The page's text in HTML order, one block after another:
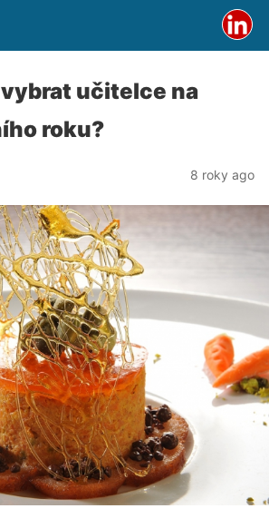
učitelce na
roku?
8 roky ago